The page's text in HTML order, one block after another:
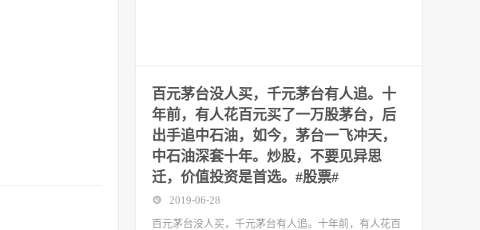
百元茅台没人买，千元茅台有人追。十
年前，有人花百元买了一万股茅台，后
出手追中石油，如今，茅台一飞冲天，
中石油深套十年。炒股，不要见异思
迁，价值投资是首选。#股票#
2019-06-28
百元茅台没人买，千元茅台有人追。十年前，有人花百